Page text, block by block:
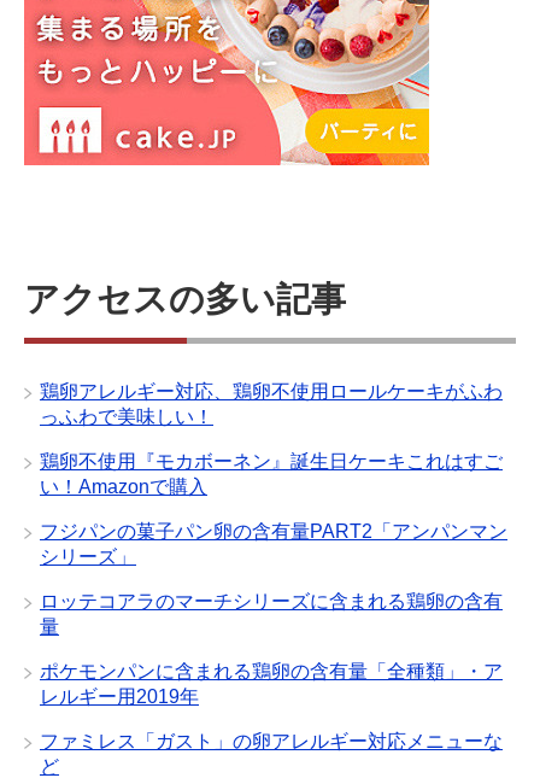
アクセスの多い記事
鶏卵アレルギー対応、鶏卵不使用ロールケーキがふわ
っふわで美味しい！
鶏卵不使用『モカボーネン』誕生日ケーキこれはすご
い！Amazonで購入
フジパンの菓子パン卵の含有量PART2「アンパンマン
シリーズ」
ロッテコアラのマーチシリーズに含まれる鶏卵の含有
量
ポケモンパンに含まれる鶏卵の含有量「全種類」・ア
レルギー用2019年
ファミレス「ガスト」の卵アレルギー対応メニューな
ど